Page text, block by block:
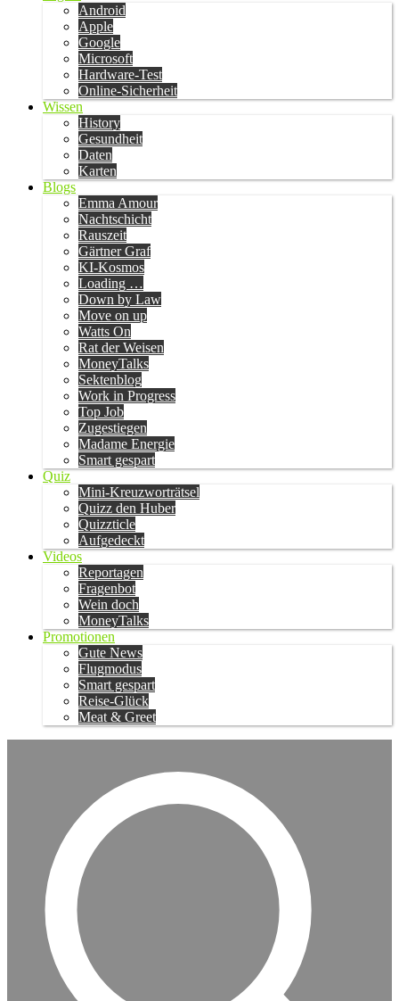
Android
Apple
Google
Microsoft
Hardware-Test
Online-Sicherheit
Wissen
History
Gesundheit
Daten
Karten
Blogs
Emma Amour
Nachtschicht
Rauszeit
Gärtner Graf
KI-Kosmos
Loading …
Down by Law
Move on up
Watts On
Rat der Weisen
MoneyTalks
Sektenblog
Work in Progress
Top Job
Zugestiegen
Madame Energie
Smart gespart
Quiz
Mini-Kreuzworträtsel
Quizz den Huber
Quizzticle
Aufgedeckt
Videos
Reportagen
Fragenbot
Wein doch
MoneyTalks
Promotionen
Gute News
Flugmodus
Smart gespart
Reise-Glück
Meat & Greet